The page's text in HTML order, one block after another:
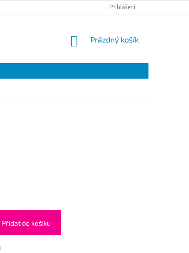
Přihlášení
NÁKUPNÍ
Prázdný košík
Přidat do košíku